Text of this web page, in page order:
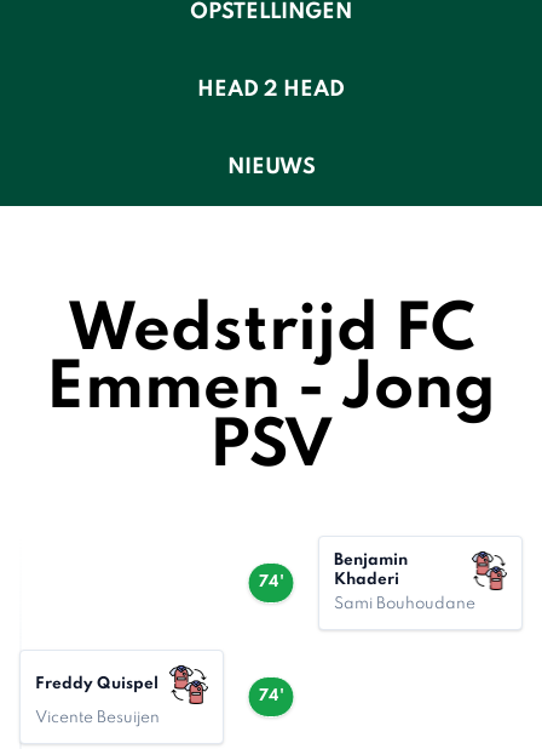
OPSTELLINGEN
HEAD 2 HEAD
NIEUWS
Wedstrijd FC
Emmen - Jong
PSV
74'
Benjamin
Khaderi
Sami Bouhoudane
74'
Freddy Quispel
Vicente Besuijen